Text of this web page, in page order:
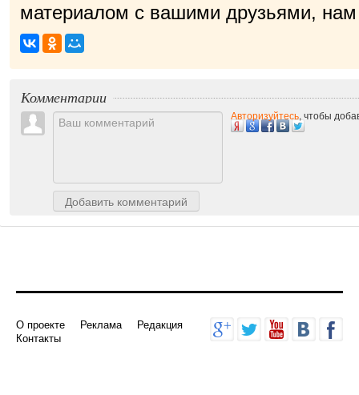
материалом с вашими друзьями, нам
приятно!
Комментарии
Добавить комментарий